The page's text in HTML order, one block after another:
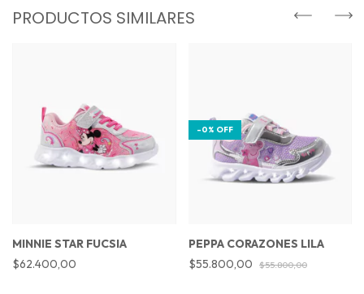
PRODUCTOS SIMILARES
MINNIE STAR FUCSIA
$62.400,00
-0% OFF
PEPPA CORAZONES LILA
$55.800,00
$55.800,00